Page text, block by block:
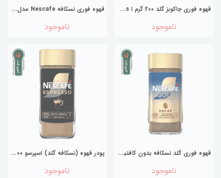
ق
هوه فوری جاکوبز گلد 200 گرم ا Jacobs
ناموجود
ق
هوه فوری نسکافه Nescafe مدل ترادیکائو فورته Tradicao forte وزن 200 گرم
ناموجود
ق
هوه فوری گلد نسکافه بدون کافئین ا Nescafe Gold instant coffee Decaff 100gr
ناموجود
پ
ودر قهوه (نسکافه گلد) اسپرسو 100 گرمی ا Nescafe Gold BLEND espresso 100g
ناموجود